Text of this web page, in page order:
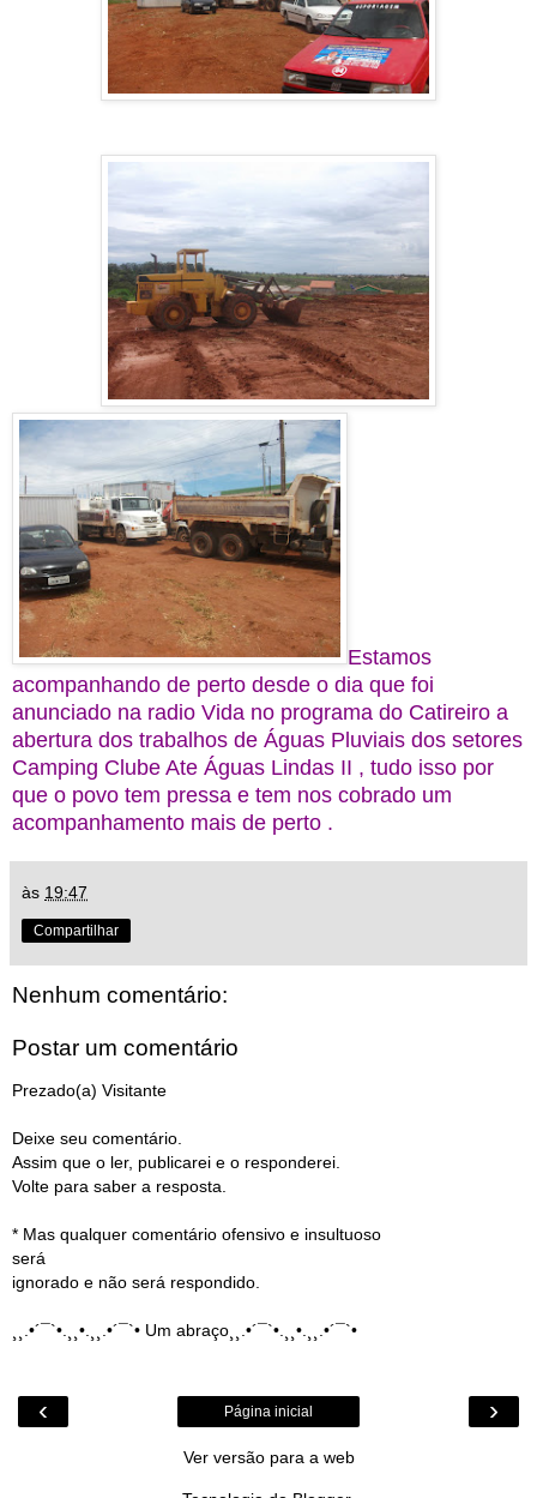
Estamos
acompanhando de perto desde o dia que foi
anunciado na radio Vida no programa do Catireiro a
abertura dos trabalhos de Águas Pluviais dos setores
Camping Clube Ate Águas Lindas II , tudo isso por
que o povo tem pressa e tem nos cobrado um
acompanhamento mais de perto .
às 19:47
Compartilhar
Nenhum comentário:
Postar um comentário
Prezado(a) Visitante
Deixe seu comentário.
Assim que o ler, publicarei e o responderei.
Volte para saber a resposta.
* Mas qualquer comentário ofensivo e insultuoso
será
ignorado e não será respondido.
¸¸.•´¯`•.¸¸•.¸¸.•´¯`• Um abraço¸¸.•´¯`•.¸¸•.¸¸.•´¯`•
‹ ›
Página inicial
Ver versão para a web